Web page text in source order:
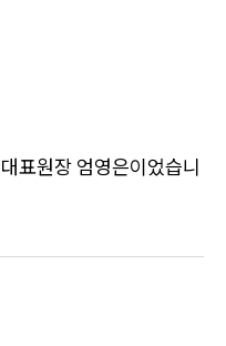
표원장 엄영은이었습니